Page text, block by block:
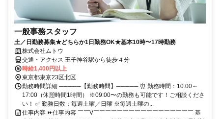
一般事務スタッフ
土／日勤務募集★どちらか1日勤務OK★基本10時〜17時勤務
株式会社ムトウ
交通・アクセス 王子神谷駅から徒歩４分
時給1,400円以上
東京都東京23区北区
勤務時間詳細 ─────【勤務時間】───── ⏰ 勤務時間：10:00～
17:00（休憩時間1時間） ※09:00〜の勤務も可能です！ご相談くださ
い！ ✅ 勤務日数：毎週土曜／日曜 ※毎週土曜の...
仕事内容 ⏩仕事内容 ￣￣V￣￣￣￣￣￣￣￣￣￣￣￣￣￣￣￣￣ 基